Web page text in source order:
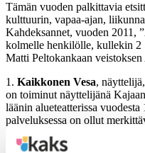
Tämän vuoden palkittavia
kulttuurin, vapaa-ajan,
Kahdeksannet, vuoden 2011,
kolmelle henkilölle, kullekin 2
Matti Peltokankaan
1. Kaikkonen Vesa,
on toiminut näyttelijänä
läänin alueteatterissa
palveluksessa on ollut
Kainuussa ja Pohjois-
kiertänyt esityksillään niiden